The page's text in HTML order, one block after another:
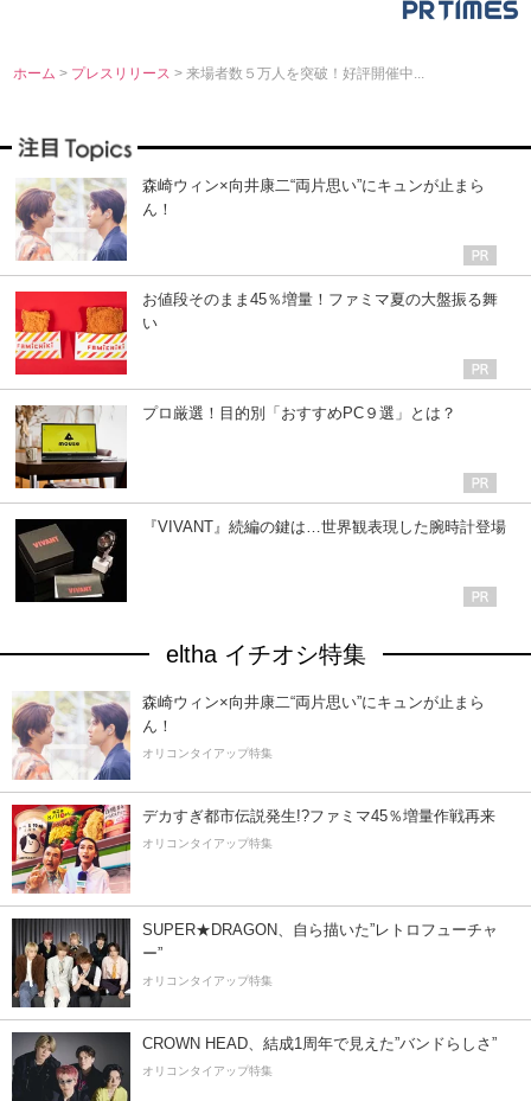
ホーム > プレスリリース> 来場者数５万人を突破！好評開催中...
森崎ウィン×向井康二“両片思い”にキュンが止まら
ん！
お値段そのまま45％増量！ファミマ夏の大盤振る舞
い
プロ厳選！目的別「おすすめPC９選」とは？
『VIVANT』続編の鍵は…世界観表現した腕時計登場
eltha イチオシ特集
森崎ウィン×向井康二“両片思い”にキュンが止まら
ん！
オリコンタイアップ特集
デカすぎ都市伝説発生!?ファミマ45％増量作戦再来
オリコンタイアップ特集
SUPER★DRAGON、自ら描いた”レトロフューチャ
ー”
オリコンタイアップ特集
CROWN HEAD、結成1周年で見えた”バンドらしさ”
オリコンタイアップ特集